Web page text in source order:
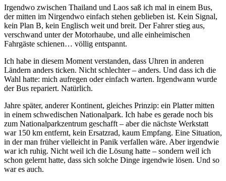
Irgendwo zwischen Thailand und Laos saß ich mal in einem Bus,
der mitten im Nirgendwo einfach stehen geblieben ist. Kein Signal,
kein Plan B, kein Englisch weit und breit. Der Fahrer stieg aus,
verschwand unter der Motorhaube, und alle einheimischen
Fahrgäste schienen… völlig entspannt.
Ich habe in diesem Moment verstanden, dass Uhren in anderen
Ländern anders ticken. Nicht schlechter – anders. Und dass ich die
Wahl hatte: mich aufregen oder einfach warten. Irgendwann wurde
der Bus repariert. Natürlich.
Jahre später, anderer Kontinent, gleiches Prinzip: ein Platter mitten
in einem schwedischen Nationalpark. Ich habe es gerade noch bis
zum Nationalparkzentrum geschafft – aber die nächste Werkstatt
war 150 km entfernt, kein Ersatzrad, kaum Empfang. Eine Situation,
in der man früher vielleicht in Panik verfallen wäre. Aber irgendwie
war ich ruhig. Nicht weil ich die Lösung hatte – sondern weil ich
schon gelernt hatte, dass sich solche Dinge irgendwie lösen. Und so
war es auch.